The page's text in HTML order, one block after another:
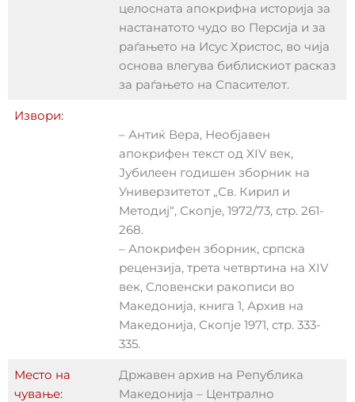
целосната апокрифна историја за
настанатото чудо во Персија и за
раѓањето на Исус Христос, во чија
основа влегува библискиот расказ
за раѓањето на Спасителот.
Извори:
– Антиќ Вера, Необјавен
апокрифен текст од XIV век,
Јубилеен годишен зборник на
Универзитетот „Св. Кирил и
Методиj“, Скопје, 1972/73, стр. 261-
268.
– Апокрифен зборник, српска
рецензија, трета четвртина на XIV
век, Словенски ракописи во
Македонија, книга 1, Архив на
Македонија, Скопје 1971, стр. 333-
335.
Место на
чување:
Државен архив на Република
Македонија – Централно